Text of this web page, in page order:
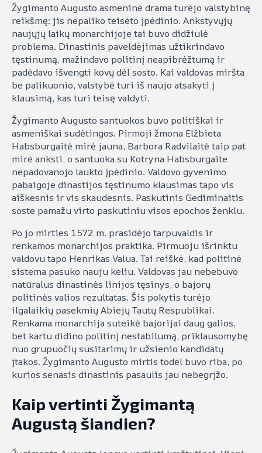
Žygimanto Augusto asmeninė drama turėjo valstybinę
reikšmę: jis nepaliko teisėto įpėdinio. Ankstyvųjų
naujųjų laikų monarchijoje tai buvo didžiulė
problema. Dinastinis paveldėjimas užtikrindavo
tęstinumą, mažindavo politinį neapibrėžtumą ir
padėdavo išvengti kovų dėl sosto. Kai valdovas miršta
be palikuonio, valstybė turi iš naujo atsakyti į
klausimą, kas turi teisę valdyti.
Žygimanto Augusto santuokos buvo politiškai ir
asmeniškai sudėtingos. Pirmoji žmona Elžbieta
Habsburgaitė mirė jauna, Barbora Radvilaitė taip pat
mirė anksti, o santuoka su Kotryna Habsburgaite
nepadovanojo laukto įpėdinio. Valdovo gyvenimo
pabaigoje dinastijos tęstinumo klausimas tapo vis
aiškesnis ir vis skaudesnis. Paskutinis Gediminaitis
soste pamažu virto paskutiniu visos epochos ženklu.
Po jo mirties 1572 m. prasidėjo tarpuvaldis ir
renkamos monarchijos praktika. Pirmuoju išrinktu
valdovu tapo Henrikas Valua. Tai reiškė, kad politinė
sistema pasuko nauju keliu. Valdovas jau nebebuvo
natūralus dinastinės linijos tęsinys, o bajorų
politinės valios rezultatas. Šis pokytis turėjo
ilgalaikių pasekmių Abiejų Tautų Respublikai.
Renkama monarchija suteikė bajorijai daug galios,
bet kartu didino politinį nestabilumą, priklausomybę
nuo grupuočių susitarimų ir užsienio kandidatų
įtakos. Žygimanto Augusto mirtis todėl buvo riba, po
kurios senasis dinastinis pasaulis jau nebegrįžo.
Kaip vertinti Žygimantą
Augustą šiandien?